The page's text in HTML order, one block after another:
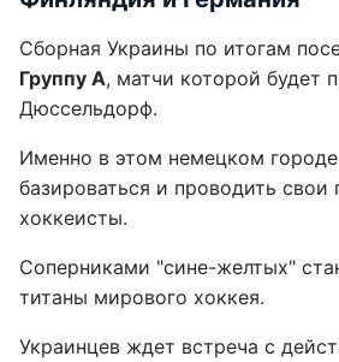
Сборная Украины по итогам
Группу А, матчи которой будет
Дюссельдорф.
Именно в этом немецком городе
базироваться и проводить
хоккеисты.
Соперниками "сине-желтых"
титаны мирового хоккея.
Украинцев ждет встреча с